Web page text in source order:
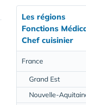
Les régions
Fonctions
Chef cuisinier
France
Grand Est
Nouvelle-